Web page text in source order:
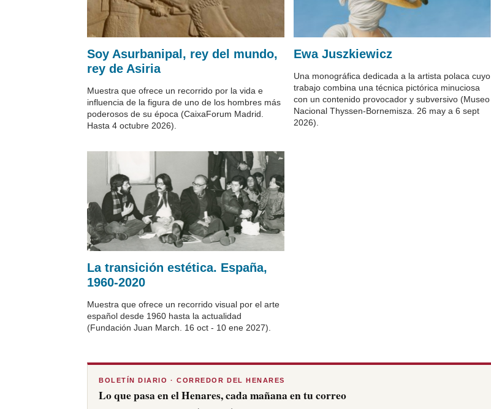
Soy Asurbanipal, rey del mundo,
rey de Asiria
Muestra que ofrece un recorrido por la vida e
influencia de la figura de uno de los hombres más
poderosos de su época (CaixaForum Madrid.
Hasta 4 octubre 2026).
Ewa Juszkiewicz
Una monográfica dedicada a la artista polaca cuyo
trabajo combina una técnica pictórica minuciosa
con un contenido provocador y subversivo (Museo
Nacional Thyssen-Bornemisza. 26 may a 6 sept
2026).
La transición estética. España,
1960-2020
Muestra que ofrece un recorrido visual por el arte
español desde 1960 hasta la actualidad
(Fundación Juan March. 16 oct - 10 ene 2027).
BOLETÍN DIARIO · CORREDOR DEL HENARES
Lo que pasa en el Henares, cada mañana en tu correo